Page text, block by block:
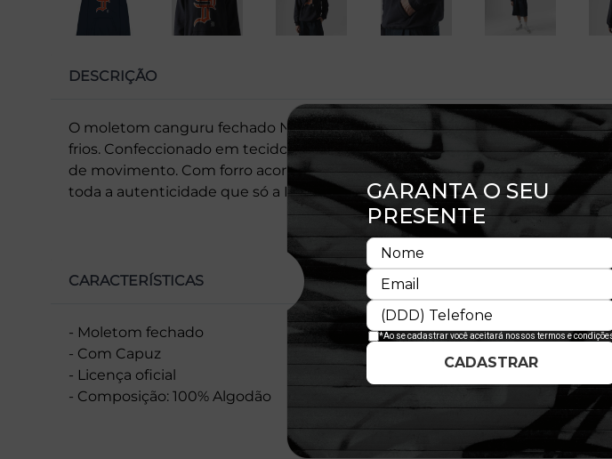
DESCRIÇÃO
O moletom canguru fechado New Era une conforto e estilo autêntico para os
frios. Confeccionado em tecido macio e flexível, oferece ótimo caimento e
de movimento. Com forro aconchegante, mangas longas e tags exclusivas,
toda a autenticidade que só a New Era proporciona.
CARACTERÍSTICAS
- Moletom fechado
- Com Capuz
- Licença oficial
- Composição: 100% Algodão